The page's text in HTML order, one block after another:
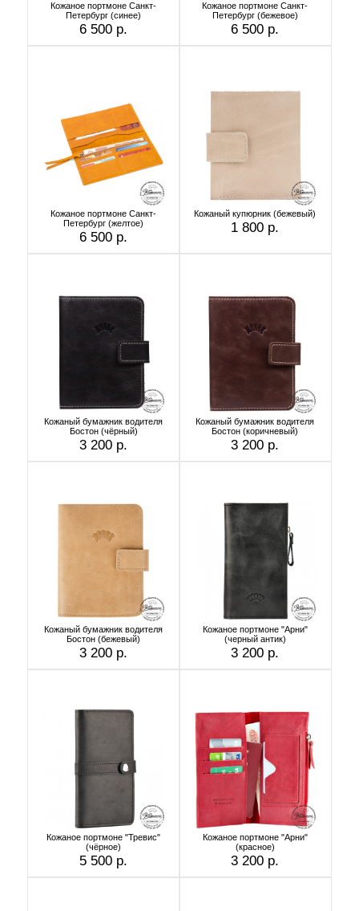
Кожаное портмоне Санкт-
Петербург (синее)
6 500 р.
Кожаное портмоне Санкт-
Петербург (бежевое)
6 500 р.
Кожаное портмоне Санкт-
Петербург (желтое)
6 500 р.
Кожаный купюрник (бежевый)
1 800 р.
Кожаный бумажник водителя
Бостон (чёрный)
3 200 р.
Кожаный бумажник водителя
Бостон (коричневый)
3 200 р.
Кожаный бумажник водителя
Бостон (бежевый)
3 200 р.
Кожаное портмоне "Арни"
(черный антик)
3 200 р.
Кожаное портмоне "Тревис"
(чёрное)
5 500 р.
Кожаное портмоне "Арни"
(красное)
3 200 р.